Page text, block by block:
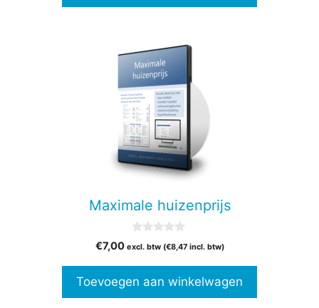
Maximale huizenprijs
v
5
€7,00 excl. btw (€8,47incl. btw)
Toevoegen aan winkelwagen